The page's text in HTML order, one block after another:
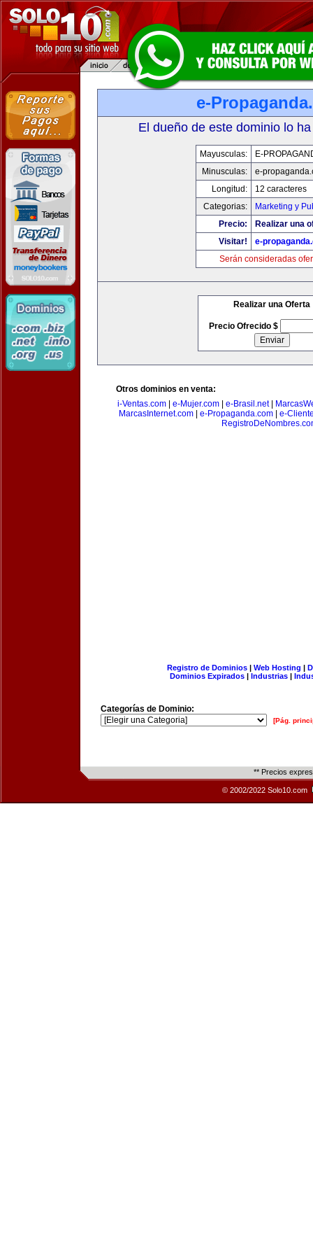
e-
El dueño de este dominio lo
Mayusculas:
E-
Minusculas:
e-
Longitud:
12 caracteres
Categorias:
Marketing y
Precio:
Realizar una
Visitar!
e-
Serán consideradas
Realizar una Oferta
Precio Ofrecido $
Otros dominios en venta:
i-Ventas.com
e-Mujer.com e-Brasil.net|
MarcasInternet.com| e-Propaganda.com| e-
Registro de Dominios| Web Hosting |
Dominios Expirados | Industrias |
Categorías de Dominio:
[Pág.
** Precios
© 2002/2022 Solo10.com